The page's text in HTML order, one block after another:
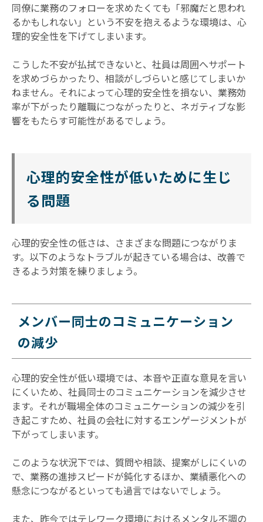
同僚に業務のフォローを求めたくても「邪魔だと思われ
るかもしれない」という不安を抱えるような環境は、心
理的安全性を下げてしまいます。
こうした不安が払拭できないと、社員は周囲へサポート
を求めづらかったり、相談がしづらいと感じてしまいか
ねません。それによって心理的安全性を損ない、業務効
率が下がったり離職につながったりと、ネガティブな影
響をもたらす可能性があるでしょう。
心理的安全性が低いために生じ
る問題
心理的安全性の低さは、さまざまな問題につながりま
す。以下のようなトラブルが起きている場合は、改善で
きるよう対策を練りましょう。
メンバー同士のコミュニケーション
の減少
心理的安全性が低い環境では、本音や正直な意見を言い
にくいため、社員同士のコミュニケーションを減少させ
ます。それが職場全体のコミュニケーションの減少を引
き起こすため、社員の会社に対するエンゲージメントが
下がってしまいます。
このような状況下では、質問や相談、提案がしにくいの
で、業務の進捗スピードが鈍化するほか、業績悪化への
懸念につながるといっても過言ではないでしょう。
また、昨今ではテレワーク環境におけるメンタル不調の